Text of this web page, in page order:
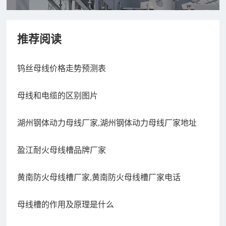
推荐阅读
钨丝母线价格走势预测表
母线和电缆的区别图片
湖州钢体动力母线厂家,湖州钢体动力母线厂家地址
盈江耐火母线槽品牌厂家
黄南防火母线槽厂家,黄南防火母线槽厂家电话
母线槽的作用及原理是什么